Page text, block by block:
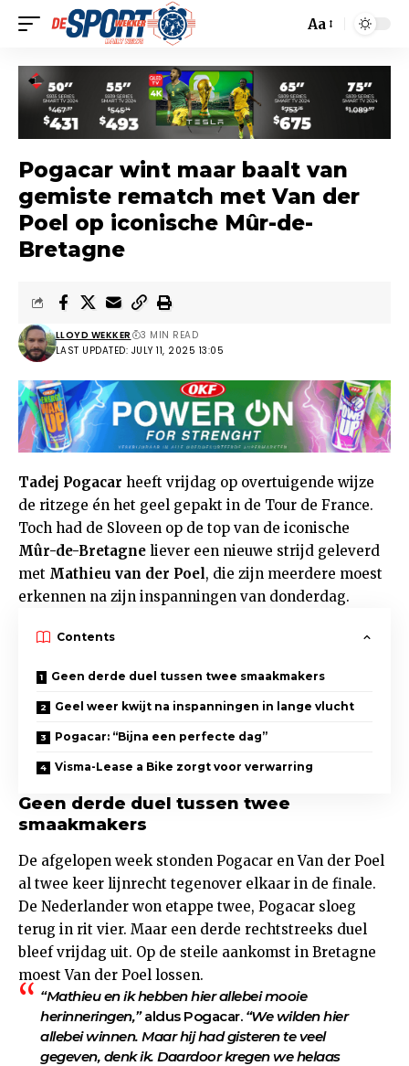
Aa
Pogacar wint maar baalt van
gemiste rematch met Van der
Poel op iconische Mûr-de-
Bretagne
LAST UPDATED: JULY 11, 2025 13:05
LLOYD WEKKER 3 MIN READ
Tadej Pogacar heeft vrijdag op overtuigende wijze
de ritzege én het geel gepakt in de Tour de France.
Toch had de Sloveen op de top van de iconische
Mûr-de-Bretagne liever een nieuwe strijd geleverd
met Mathieu van der Poel, die zijn meerdere moest
erkennen na zijn inspanningen van donderdag.
Contents
Geen derde duel tussen twee smaakmakers
Geel weer kwijt na inspanningen in lange vlucht
Pogacar: “Bijna een perfecte dag”
Visma-Lease a Bike zorgt voor verwarring
Geen derde duel tussen twee
smaakmakers
De afgelopen week stonden Pogacar en Van der Poel
al twee keer lijnrecht tegenover elkaar in de finale.
De Nederlander won etappe twee, Pogacar sloeg
terug in rit vier. Maar een derde rechtstreeks duel
bleef vrijdag uit. Op de steile aankomst in Bretagne
moest Van der Poel lossen.
“Mathieu en ik hebben hier allebei mooie
herinneringen,”aldus Pogacar. “We wilden hier
allebei winnen. Maar hij had gisteren te veel
gegeven, denk ik. Daardoor kregen we helaas